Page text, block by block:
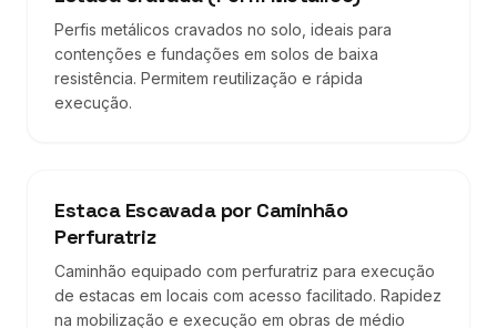
Perfis metálicos cravados no solo, ideais para
contenções e fundações em solos de baixa
resistência. Permitem reutilização e rápida
execução.
Estaca Escavada por Caminhão
Perfuratriz
Caminhão equipado com perfuratriz para execução
de estacas em locais com acesso facilitado. Rapidez
na mobilização e execução em obras de médio